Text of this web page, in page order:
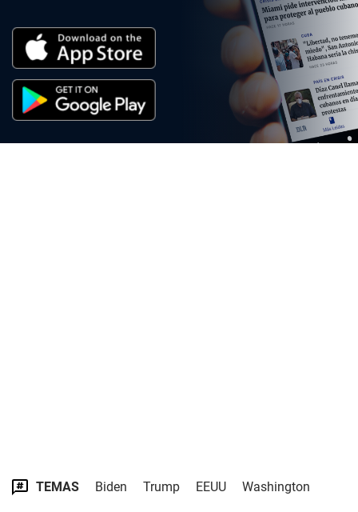
TEMAS Biden Trump EEUU Washington